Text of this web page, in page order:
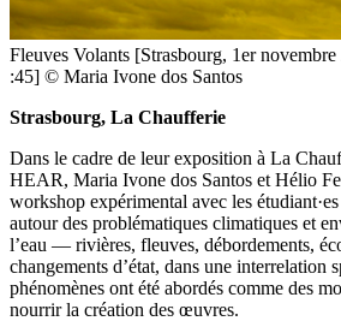
Fleuves Volants [Strasbourg, 1er
:45] © Maria Ivone dos Santos
Strasbourg, La Chaufferie
Dans le cadre de leur exposition à La
HEAR, Maria Ivone dos Santos et Hélio
workshop expérimental avec les
autour des problématiques climatiques et
l’eau — rivières, fleuves, débordements,
changements d’état, dans une interrelation
phénomènes ont été abordés comme des
nourrir la création des œuvres.